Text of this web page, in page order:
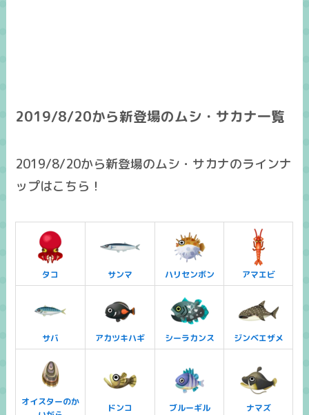
2019/8/20から新登場のムシ・サカナ一覧
2019/8/20から新登場のムシ・サカナのラインナ
ップはこちら！
タコ サンマ ハリセンボン アマエビ
サバ アカツキハギ シーラカンス ジンベエザメ
オイスターのか
ドンコ ブルーギル ナマズ